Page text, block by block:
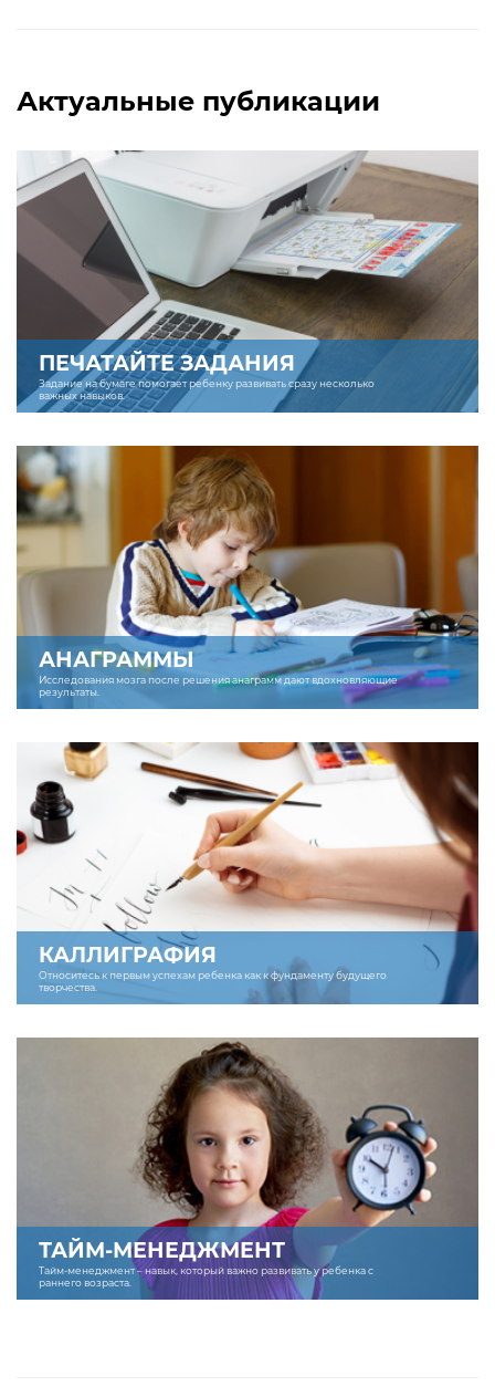
Актуальные публикации
ПЕЧАТАЙТЕ ЗАДАНИЯ
Задание на бумаге помогает ребенку развивать сразу несколько
важных навыков.
АНАГРАММЫ
Исследования мозга после решения анаграмм дают вдохновляющие
результаты.
КАЛЛИГРАФИЯ
Относитесь к первым успехам ребенка как к фундаменту будущего
творчества.
ТАЙМ-МЕНЕДЖМЕНТ
Тайм-менеджмент – навык, который важно развивать у ребенка с
раннего возраста.